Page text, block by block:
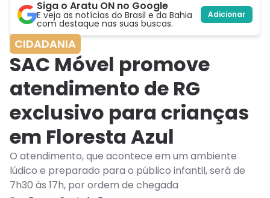
Siga o Aratu ON no Google
E veja as notícias do Brasil e da Bahia
com destaque nas suas buscas.
Adicionar
CIDADANIA
SAC Móvel promove
atendimento de RG
exclusivo para crianças
em Floresta Azul
O atendimento, que acontece em um ambiente
lúdico e preparado para o público infantil, será de
7h30 às 17h, por ordem de chegada